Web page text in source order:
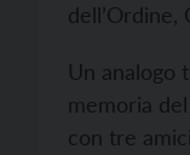
dell’Ordine,
Un analogo
memoria
con tre